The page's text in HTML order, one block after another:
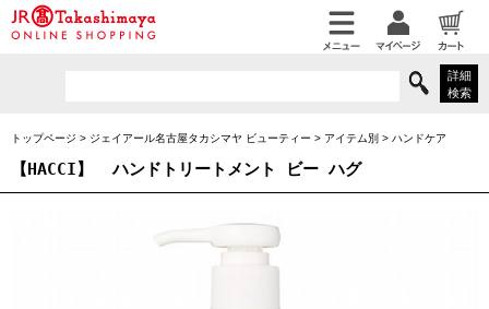
詳細
検索
トップページ > ジェイアール名古屋タカシマヤ ビューティー > アイテム別 > ハンドケア
【HACCI】ハンドトリートメント ビー ハグ